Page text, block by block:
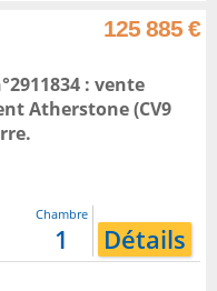
125 885 €
: vente
Atherstone(CV9
.
Chambre
1 Détails